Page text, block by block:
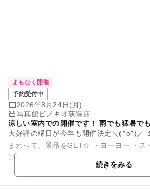
まもなく開催
予約受付中
2026年8月24日(月)
写真館ピノキオ荻窪店
涼しい室内での開催です！ 雨でも猛暑で
大好評の縁日が今年も開催決定＼(^o^)／ １人1回づつゲームを
まわって、景品をGET☆ ・ヨーヨー ・ス
続きをみる